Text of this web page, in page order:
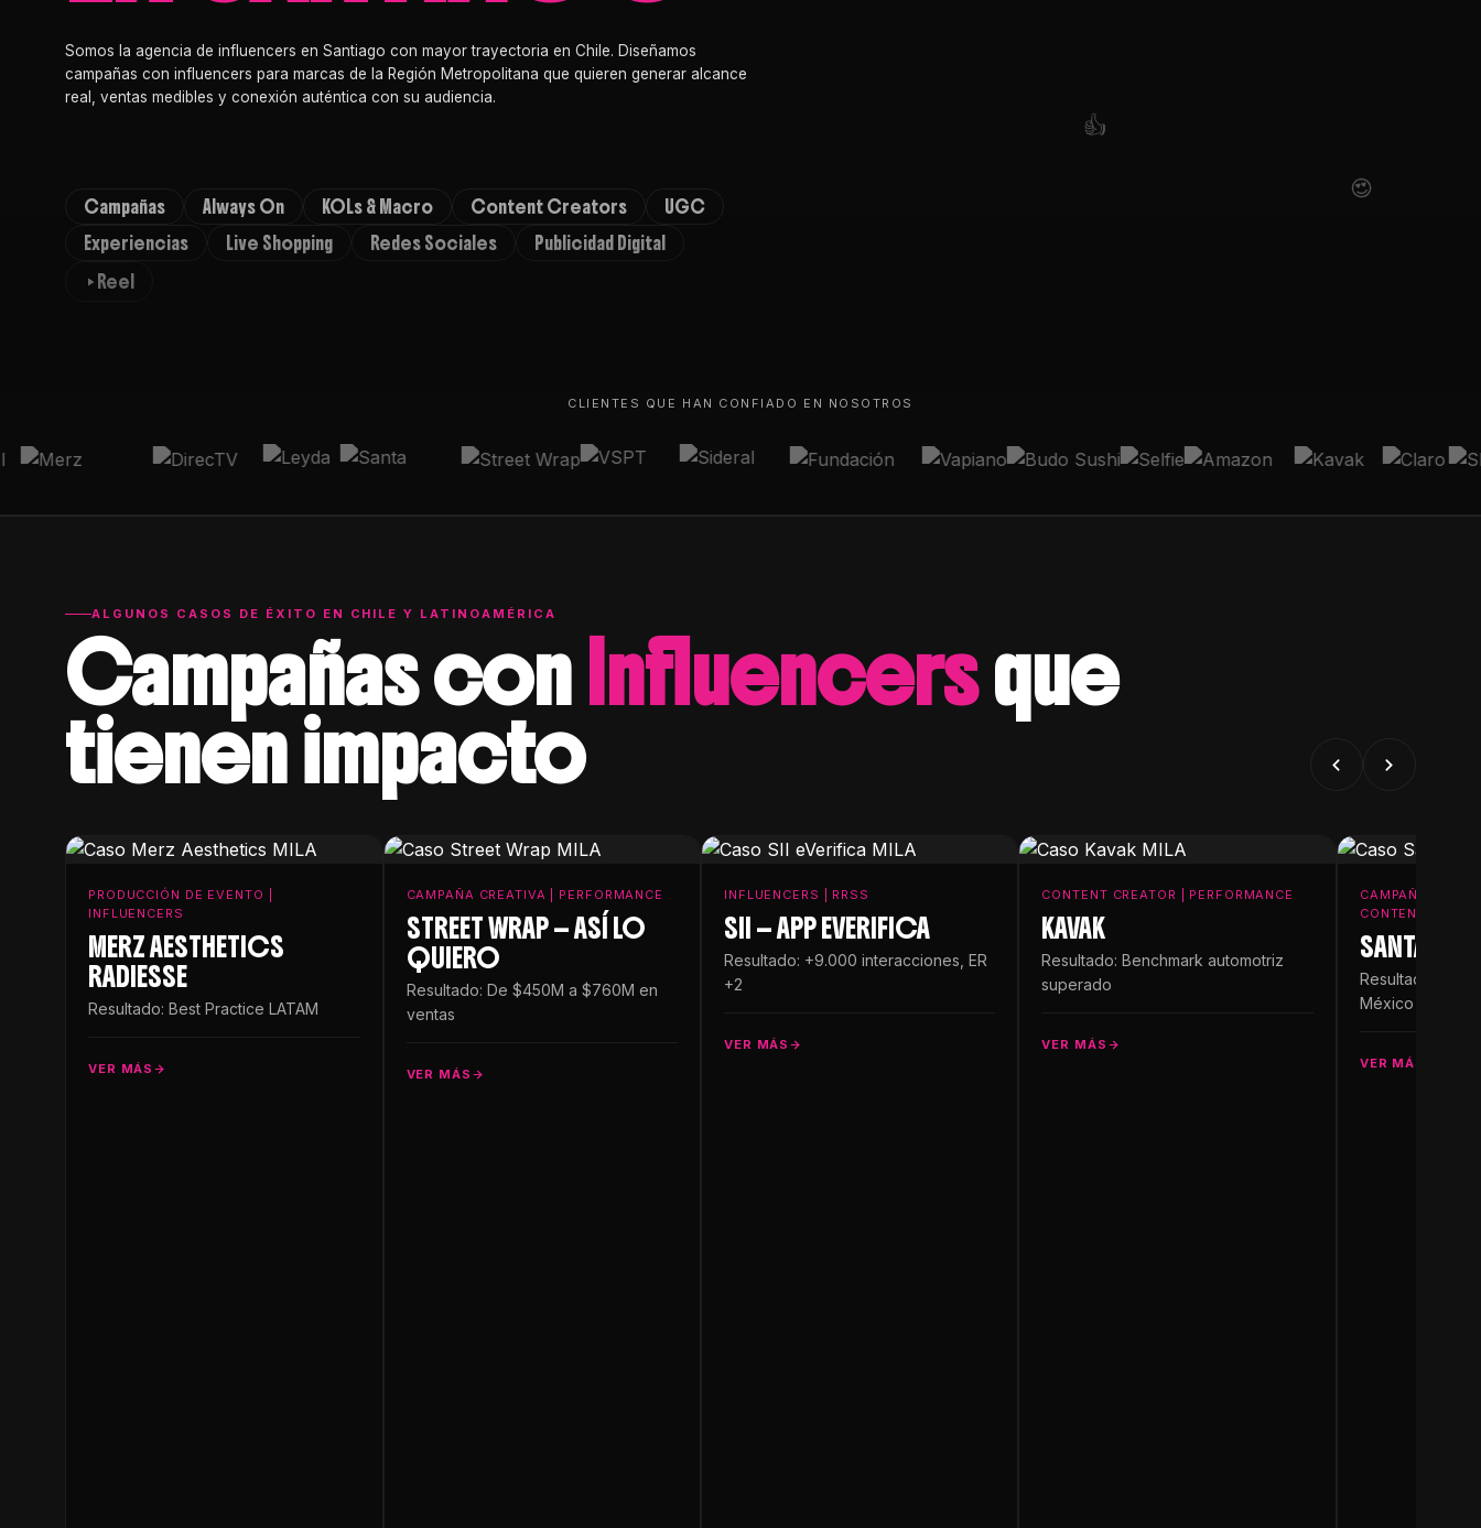
Somos la agencia de influencers en Santiago con mayor trayectoria en Chile. Diseñamos
campañas con influencers para marcas de la Región Metropolitana que quieren generar alcance
real, ventas medibles y conexión auténtica con su audiencia.
Campañas Always On KOLs & Macro Content Creators
UGC
Experiencias
Live Shopping Redes Sociales
Publicidad Digital
Reel
CLIENTES QUE HAN CONFIADO EN NOSOTROS
ALGUNOS CASOS DE ÉXITO EN CHILE Y LATINOAMÉRICA
Campañas conInfluencersque
tienen impacto
PRODUCCIÓN DE EVENTO |
INFLUENCERS
MERZ AESTHETICS
RADIESSE
Resultado: Best Practice LATAM
VER MÁS
CAMPAÑA CREATIVA | PERFORMANCE
STREET WRAP — ASÍ LO
QUIERO
Resultado: De $450M a $760M en
ventas
VER MÁS
INFLUENCERS | RRSS
SII — APP EVERIFICA
Resultado: +9.000 interacciones, ER
+2
VER MÁS
CONTENT CREATOR | PERFORMANCE
KAVAK
Resultado: Benchmark automotriz
superado
VER MÁS
CAMPAÑA DE
CONTENT
SANTA
Resultado:
México
VER MÁS